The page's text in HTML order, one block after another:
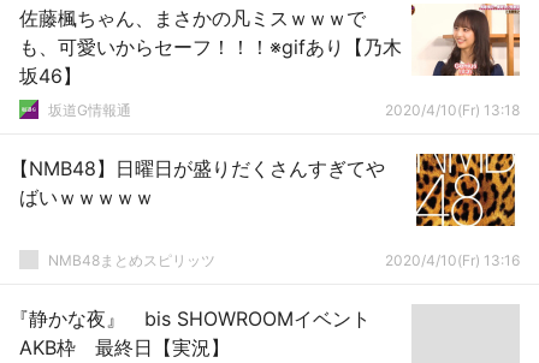
佐藤楓ちゃん、まさかの凡ミスｗｗｗで
も、可愛いからセーフ！！！※gifあり【乃木
坂46】
坂道G情報通 2020/4/10(Fr) 13:18
【NMB48】日曜日が盛りだくさんすぎてや
ばいｗｗｗｗｗ
NMB48まとめスピリッツ 2020/4/10(Fr) 13:16
『静かな夜』 bis SHOWROOMイベント
AKB枠 最終日【実況】